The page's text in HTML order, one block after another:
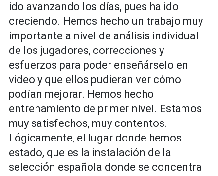
ido avanzando los días, pues ha ido
creciendo. Hemos hecho un trabajo muy
importante a nivel de análisis individual
de los jugadores, correcciones y
esfuerzos para poder enseñárselo en
video y que ellos pudieran ver cómo
podían mejorar. Hemos hecho
entrenamiento de primer nivel. Estamos
muy satisfechos, muy contentos.
Lógicamente, el lugar donde hemos
estado, que es la instalación de la
selección española donde se concentra